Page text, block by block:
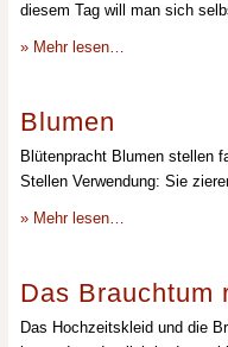
diesem Tag will man sich
» Mehr lesen…
Blumen
Blütenpracht Blumen stellen
Stellen Verwendung: Sie
» Mehr lesen…
Das Brauchtum
Das Hochzeitskleid und die